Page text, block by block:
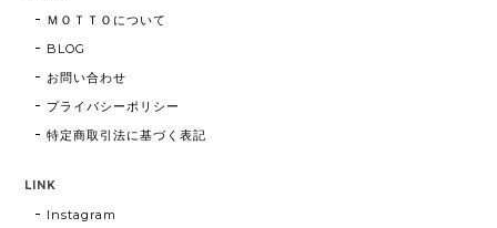
ＭＯＴＴＯについて
BLOG
お問い合わせ
プライバシーポリシー
特定商取引法に基づく表記
LINK
Instagram